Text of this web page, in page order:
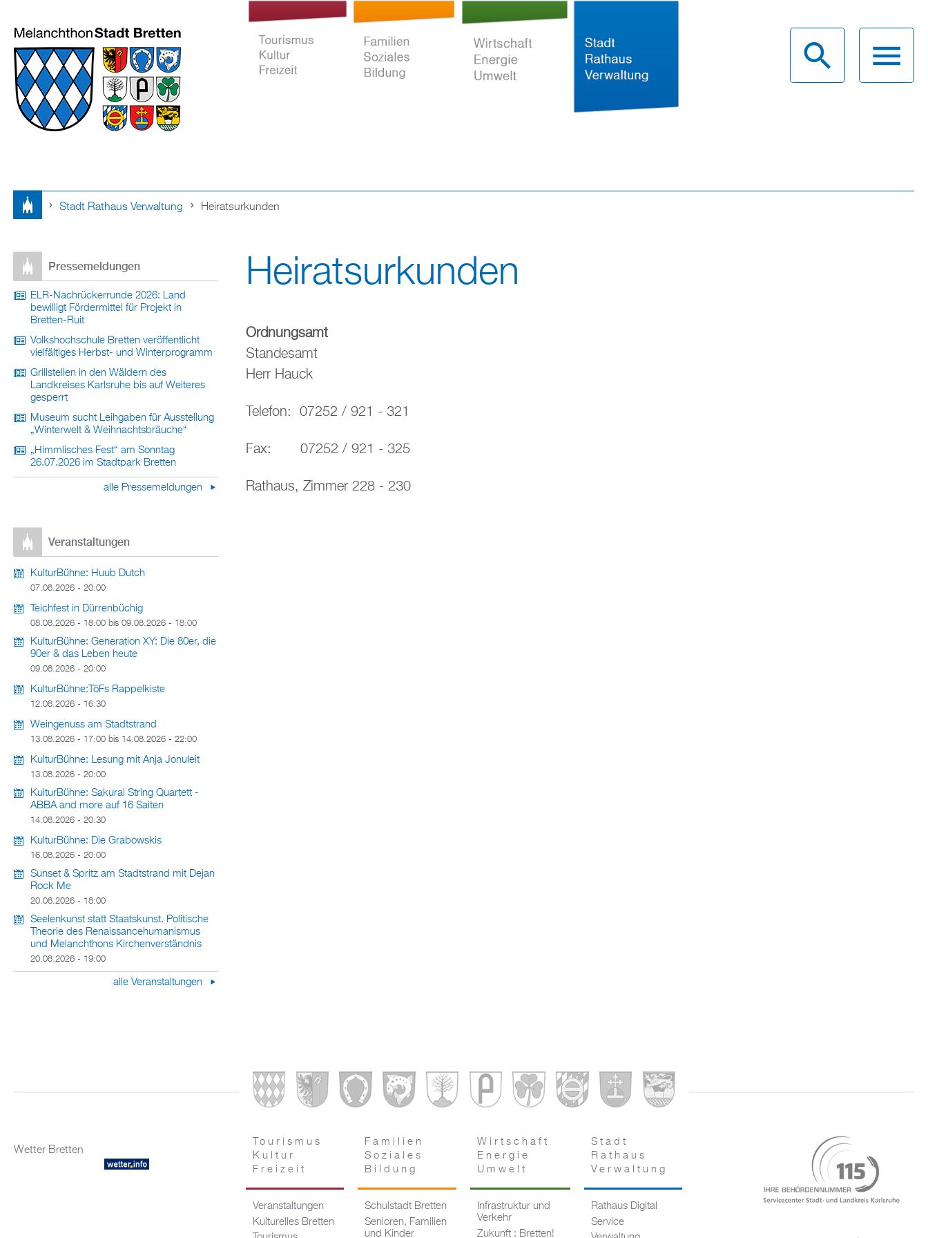
Inhalt
sind
hier
Stadt Rathaus Verwaltung Heiratsurkunden
Heiratsurkunden
Ordnungsamt
Standesamt
Herr Hauck
Telefon: 07252 / 921 - 321
Fax: 07252 / 921 - 325
Rathaus, Zimmer 228 - 230
Pressemeldungen
ELR-Nachrückerrunde 2026: Land
bewilligt Fördermittel für Projekt in
Bretten-Ruit
Volkshochschule Bretten veröffentlicht
vielfältiges Herbst- und Winterprogramm
Grillstellen in den Wäldern des
Landkreises Karlsruhe bis auf Weiteres
gesperrt
Museum sucht Leihgaben für Ausstellung
„Winterwelt & Weihnachtsbräuche“
„Himmlisches Fest“ am Sonntag
26.07.2026 im Stadtpark Bretten
alle Pressemeldungen
Veranstaltungen
KulturBühne: Huub Dutch
07.08.2026 - 20:00
Teichfest in Dürrenbüchig
08.08.2026 - 18:00 bis 09.08.2026 - 18:00
KulturBühne: Generation XY: Die 80er, die
90er & das Leben heute
09.08.2026 - 20:00
KulturBühne:TöFs Rappelkiste
12.08.2026 - 16:30
Weingenuss am Stadtstrand
13.08.2026 - 17:00 bis 14.08.2026 - 22:00
KulturBühne: Lesung mit Anja Jonuleit
13.08.2026 - 20:00
KulturBühne: Sakurai String Quartett -
ABBA and more auf 16 Saiten
14.08.2026 - 20:30
KulturBühne: Die Grabowskis
16.08.2026 - 20:00
Sunset & Spritz am Stadtstrand mit Dejan
Rock Me
20.08.2026 - 18:00
Seelenkunst statt Staatskunst. Politische
Theorie des Renaissancehumanismus
und Melanchthons Kirchenverständnis
20.08.2026 - 19:00
alle Veranstaltungen
Wetter Bretten
Tourismus
Kultur
Freizeit
Veranstaltungen
Kulturelles Bretten
Familien
Soziales
Bildung
Schulstadt Bretten
Senioren, Familien
und Kinder
Wirtschaft
Energie
Umwelt
Infrastruktur und
Verkehr
Zukunft : Bretten!
Stadt
Rathaus
Verwaltung
Rathaus Digital
Service